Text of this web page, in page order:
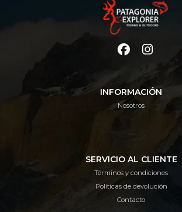
INFORMACIÓN
Nosotros
SERVICIO AL CLIENTE
Términos y condiciones
Políticas de devolución
Contacto